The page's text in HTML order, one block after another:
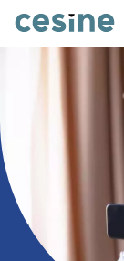
contenido
principal